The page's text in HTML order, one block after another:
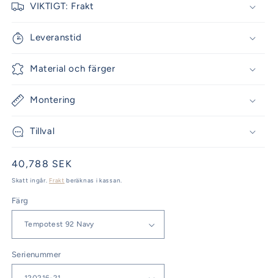
VIKTIGT: Frakt
Leveranstid
Material och färger
Montering
Tillval
Ordinarie
pris
40,788 SEK
Skatt ingår. Frakt beräknas i kassan.
Färg
Serienummer